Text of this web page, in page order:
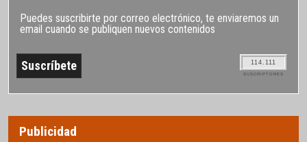
Puedes suscribirte por correo electrónico, te enviaremos un
email cuando se publiquen nuevos contenidos
114.111
SUSCRIPTORES
Publicidad